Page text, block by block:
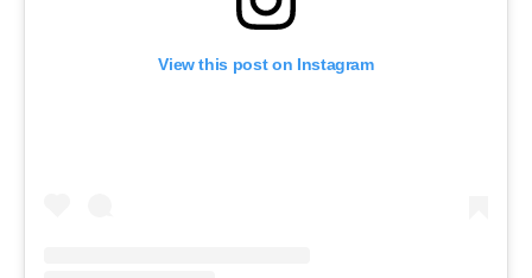
View this post on Instagram